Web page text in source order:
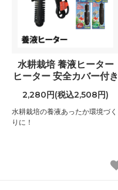
水耕栽培 養液ヒーター
ヒーター 安全カバー付き
2,280円(税込2,508円)
水耕栽培の養液あったか環境づく
りに！